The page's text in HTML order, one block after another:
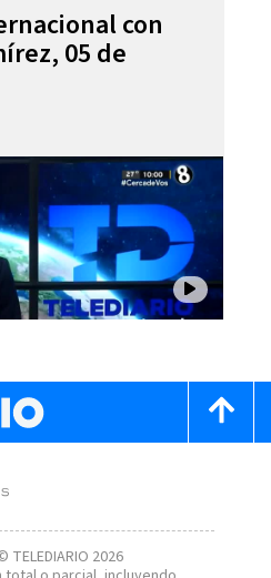
con
05 de
TELEDIARIO 2026